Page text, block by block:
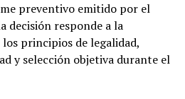
preventivo emitido por el
decisión responde a la
principios de legalidad,
y selección objetiva durante el